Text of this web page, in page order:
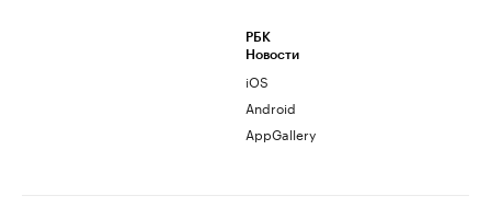
РБК
Новости
iOS
Android
AppGallery